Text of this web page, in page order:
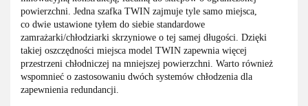
powierzchni. Jedna szafka TWIN zajmuje tyle samo miejsca,
co dwie ustawione tyłem do siebie standardowe
zamrażarki/chłodziarki skrzyniowe o tej samej długości. Dzięki
takiej oszczędności miejsca model TWIN zapewnia więcej
przestrzeni chłodniczej na mniejszej powierzchni. Warto również
wspomnieć o zastosowaniu dwóch systemów chłodzenia dla
zapewnienia redundancji.